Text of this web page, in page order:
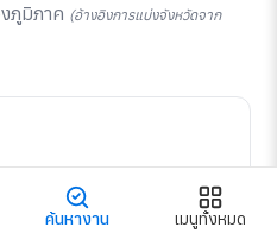
ภูมิภาค (อ้างอิงการแบ่งจังหวัดจาก
วัติศาสตร์ค้นหางาน เมนูทั้งหมด